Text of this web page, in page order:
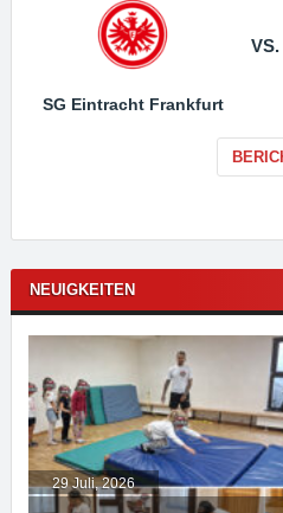
SG Eintracht Frankfurt
VS.
NEUIGKEITEN
29 Juli, 2026